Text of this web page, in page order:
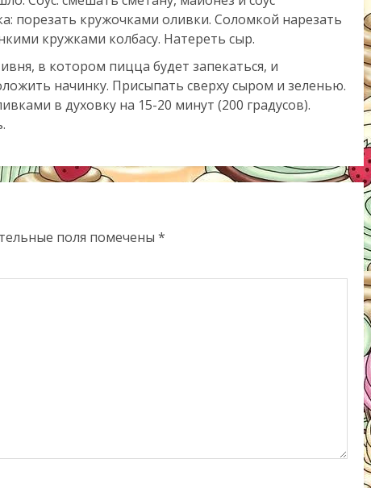
порезать кружочками оливки. Соломкой нарезать
кружками колбасу. Натереть сыр.
в котором пицца будет запекаться, и
начинку. Присыпать сверху сыром и зеленью.
в духовку на 15-20 минут (200 градусов).
поля помечены *